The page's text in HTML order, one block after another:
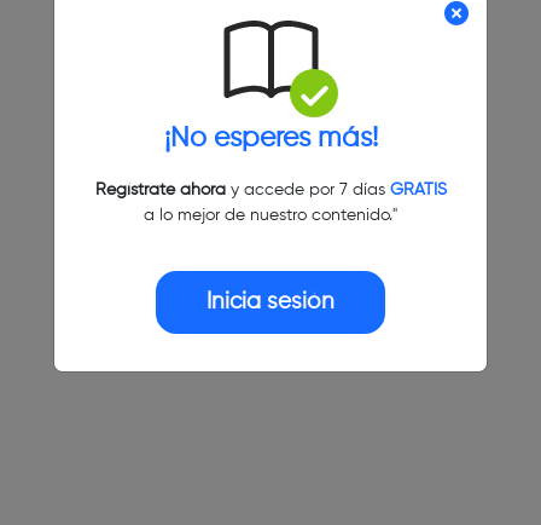
¡No esperes más!
Regístrate ahoray accede por 7 días GRATIS
a lo mejor de nuestro contenido."
Inicia sesión